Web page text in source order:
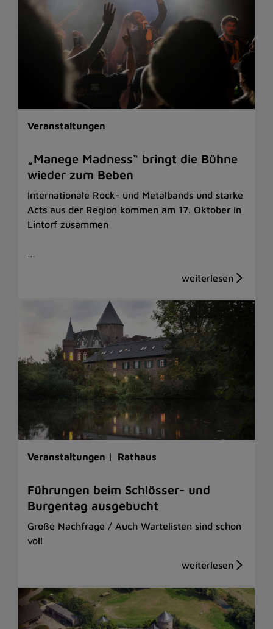
Veranstaltungen
„Manege Madness“ bringt die Bühne
wieder zum Beben
Internationale Rock- und Metalbands und starke
Acts aus der Region kommen am 17. Oktober in
Lintorf zusammen
…
Veranstaltungen | Rathaus
Führungen beim Schlösser- und
Burgentag ausgebucht
Große Nachfrage / Auch Wartelisten sind schon
voll